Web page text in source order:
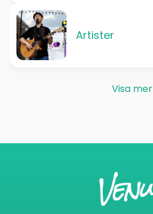
Artister
Visa mer